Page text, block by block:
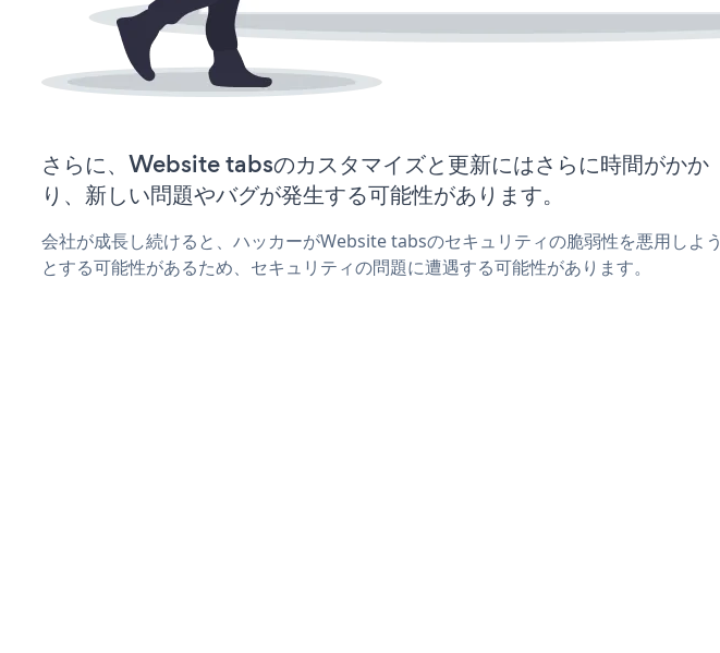
さらに、Website tabsのカスタマイズと更新にはさらに時間がかか
り、新しい問題やバグが発生する可能性があります。
会社が成長し続けると、ハッカーがWebsite tabsのセキュリティの脆弱性を悪用しよう
とする可能性があるため、セキュリティの問題に遭遇する可能性があります。